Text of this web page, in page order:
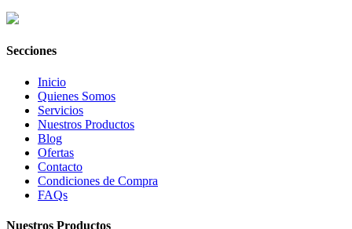
Secciones
Inicio
Quienes Somos
Servicios
Nuestros Productos
Blog
Ofertas
Contacto
Condiciones de Compra
FAQs
Nuestros Productos